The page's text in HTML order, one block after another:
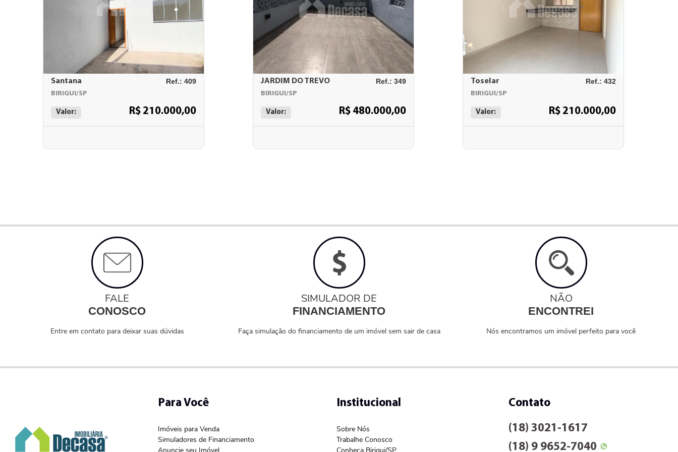
Santana Ref.: 409
BIRIGUI/SP
Valor: R$ 210.000,00
JARDIM DO TREVO Ref.: 349
BIRIGUI/SP
Valor: R$ 480.000,00
Toselar Ref.: 432
BIRIGUI/SP
Valor: R$ 210.000,00
FALE
CONOSCO
Entre em contato para deixar suas dúvidas
SIMULADOR DE
FINANCIAMENTO
Faça simulação do financiamento de um imóvel sem sair de casa
NÃO
ENCONTREI
Nós encontramos um imóvel perfeito para você
Para Você
Imóveis para Venda
Simuladores de Financiamento
Institucional
Sobre Nós
Trabalhe Conosco
Contato
(18) 3021-1617
(18) 9 9652-7040